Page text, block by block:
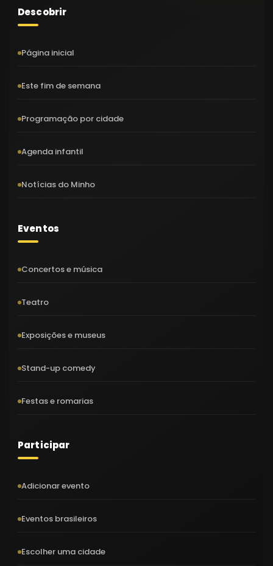
Descobrir
Página inicial
Este fim de semana
Programação por cidade
Agenda infantil
Notícias do Minho
Eventos
Concertos e música
Teatro
Exposições e museus
Stand-up comedy
Festas e romarias
Participar
Adicionar evento
Eventos brasileiros
Escolher uma cidade